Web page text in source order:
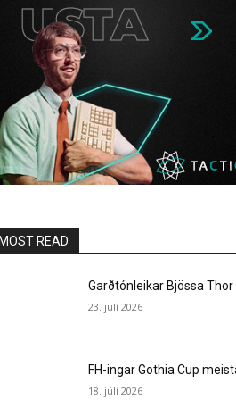
READ
Garðtónleikar Bjössa Thor
23. júlí 2026
FH-ingar Gothia Cup
18. júlí 2026